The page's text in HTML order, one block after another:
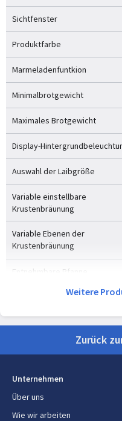
Sichtfenster
Produktfarbe
Marmeladenfuntkion
Minimalbrotgewicht
Maximales Brotgewicht
Display-
Auswahl der Laibgröße
Variable einstellbare
Krustenbräunung
Variable Ebenen der
Krustenbräunung
Entnehmbare Pfanne
Abnehmbare Knetschaufel
Weitere
Zurück
Unternehmen
Über uns
Wie wir arbeiten